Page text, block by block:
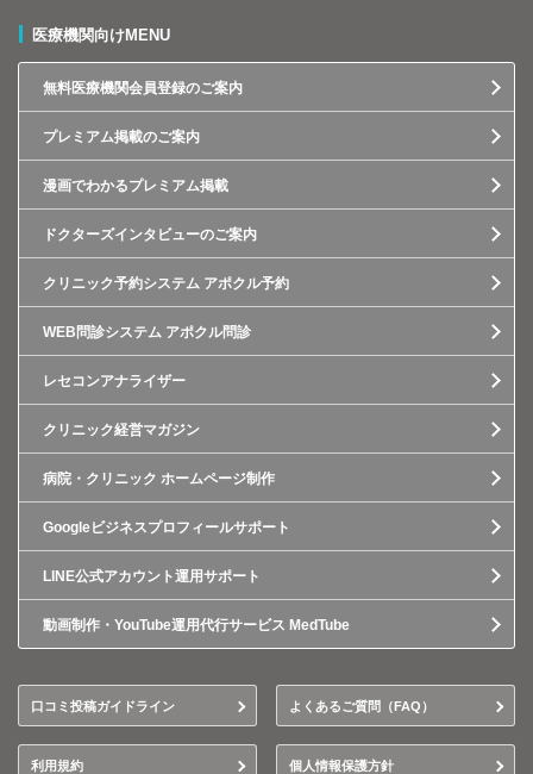
医療機関向けMENU
無料医療機関会員登録のご案内
プレミアム掲載のご案内
漫画でわかるプレミアム掲載
ドクターズインタビューのご案内
クリニック予約システム アポクル予約
WEB問診システム アポクル問診
レセコンアナライザー
クリニック経営マガジン
病院・クリニック ホームページ制作
Googleビジネスプロフィールサポート
LINE公式アカウント運用サポート
動画制作・YouTube運用代行サービス MedTube
口コミ投稿ガイドライン よくあるご質問（FAQ）
利用規約 個人情報保護方針